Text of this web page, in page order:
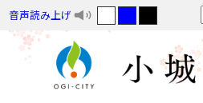
音声読み上げ